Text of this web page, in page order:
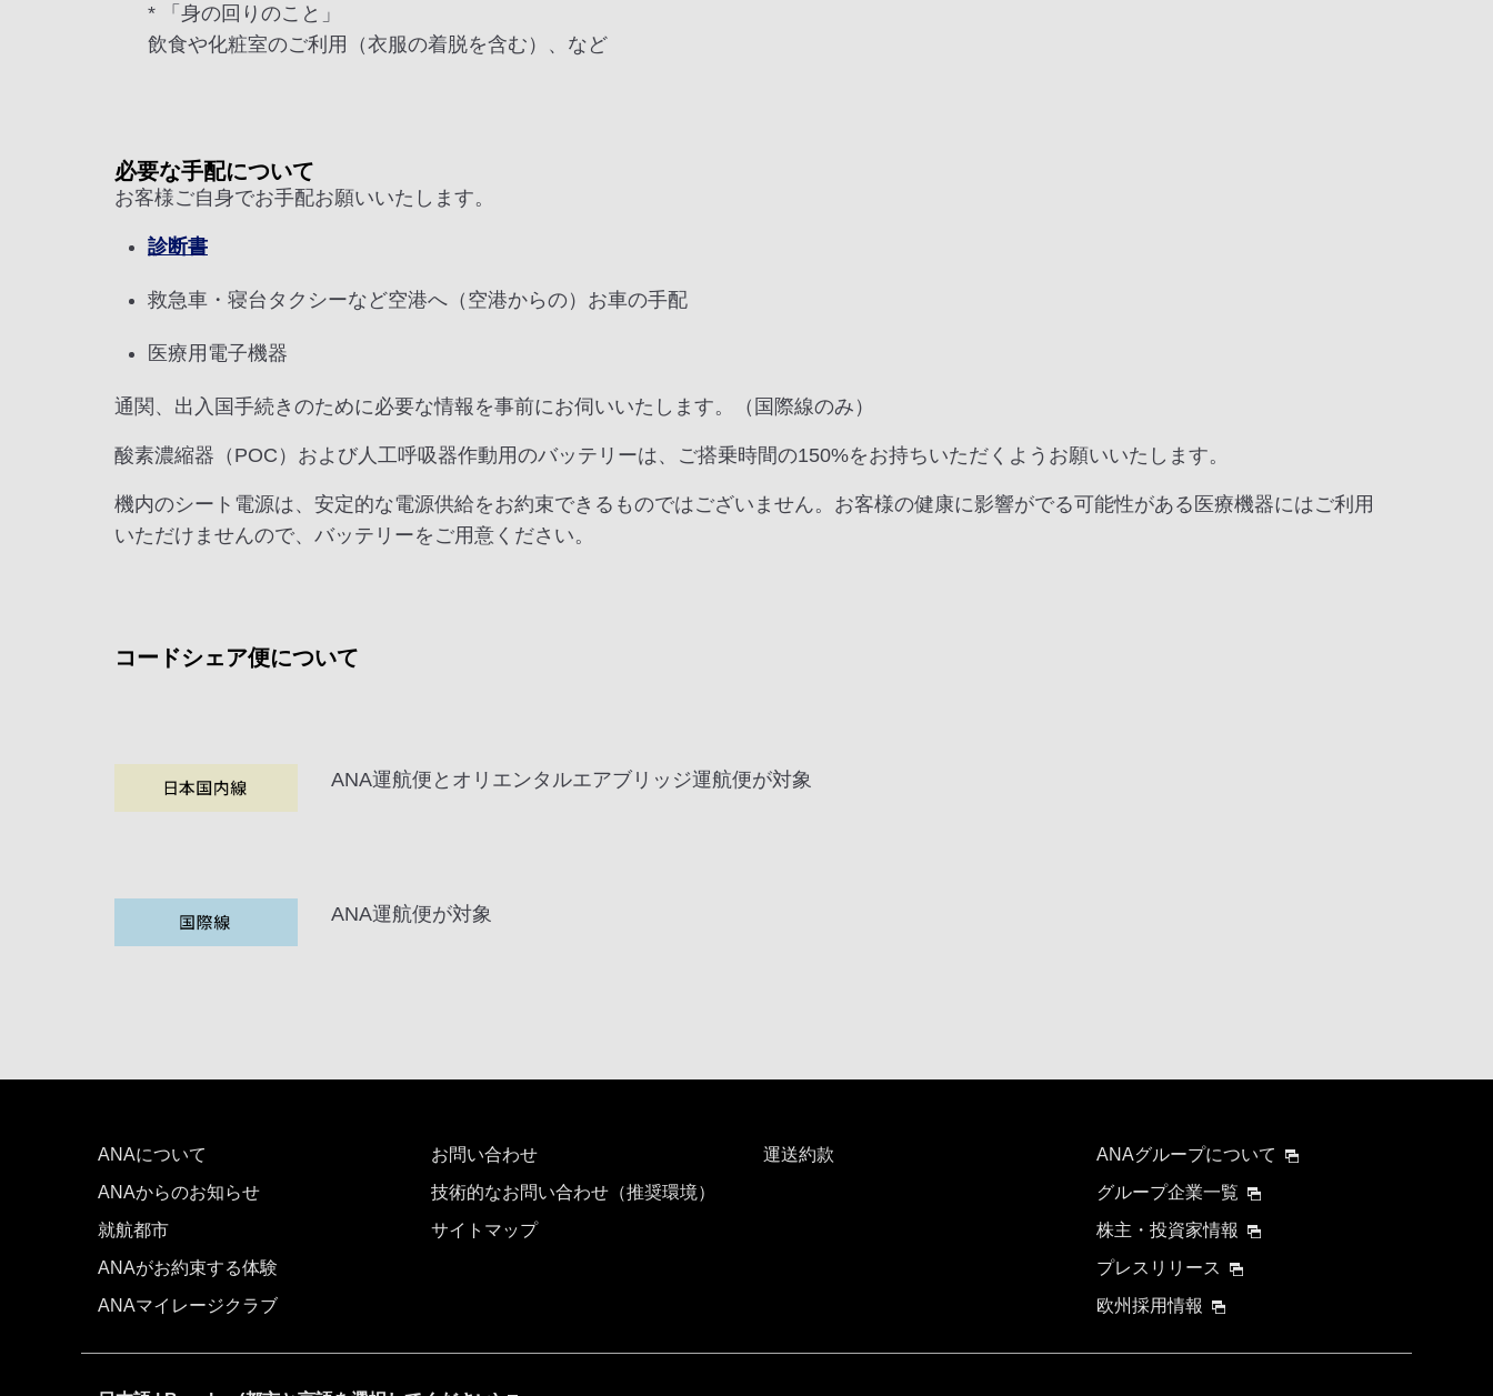
* 「身の回りのこと」
飲食や化粧室のご利用（衣服の着脱を含む）、など
必要な手配について
お客様ご自身でお手配お願いいたします。
診断書
救急車・寝台タクシーなど空港へ（空港からの）お車の手配
医療用電子機器
通関、出入国手続きのために必要な情報を事前にお伺いいたします。（国際線のみ）
酸素濃縮器（POC）および人工呼吸器作動用のバッテリーは、ご搭乗時間の150%をお持ちいただくようお願いいたします。
機内のシート電源は、安定的な電源供給をお約束できるものではございません。お客様の健康に影響がでる可能性がある医療機器にはご利用
いただけませんので、バッテリーをご用意ください。
コードシェア便について
ANA運航便とオリエンタルエアブリッジ運航便が対象
ANA運航便が対象
ANAについて
ANAからのお知らせ
就航都市
ANAがお約束する体験
ANAマイレージクラブ
お問い合わせ
技術的なお問い合わせ（推奨環境）
サイトマップ
運送約款
ANAグループについて
グループ企業一覧
株主・投資家情報
プレスリリース
欧州採用情報